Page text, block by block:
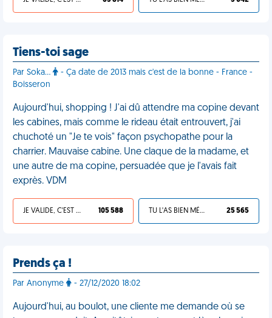
Tiens-toi sage
Par Soka...
- Ça date de 2013 mais c'est de la bonne - France -
Boisseron
Aujourd'hui, shopping ! J'ai dû attendre ma copine devant
les cabines, mais comme le rideau était entrouvert, j'ai
chuchoté un "Je te vois" façon psychopathe pour la
charrier. Mauvaise cabine. Une claque de la madame, et
une autre de ma copine, persuadée que je l'avais fait
exprès. VDM
JE VALIDE, C'EST UNE VDM 105 588 TU L'AS BIEN MÉRITÉ 25 565
Prends ça !
Par Anonyme - 27/12/2020 18:02
Aujourd'hui, au boulot, une cliente me demande où se